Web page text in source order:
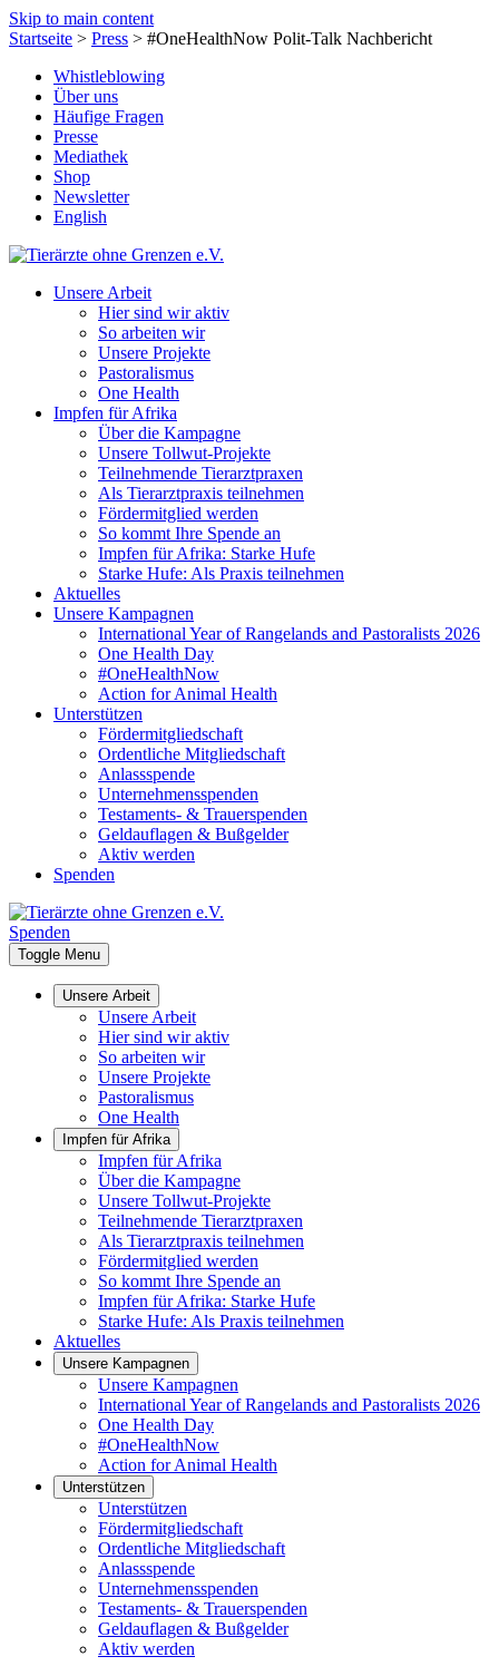
Skip to main content
Startseite > Press > #OneHealthNow Polit-Talk Nachbericht
Whistleblowing
Über uns
Häufige Fragen
Presse
Mediathek
Shop
Newsletter
English
Unsere Arbeit
Hier sind wir aktiv
So arbeiten wir
Unsere Projekte
Pastoralismus
One Health
Impfen für Afrika
Über die Kampagne
Unsere Tollwut-Projekte
Teilnehmende Tierarztpraxen
Als Tierarztpraxis teilnehmen
Fördermitglied werden
So kommt Ihre Spende an
Impfen für Afrika: Starke Hufe
Starke Hufe: Als Praxis teilnehmen
Aktuelles
Unsere Kampagnen
International Year of Rangelands and Pastoralists 2026
One Health Day
#OneHealthNow
Action for Animal Health
Unterstützen
Fördermitgliedschaft
Ordentliche Mitgliedschaft
Anlassspende
Unternehmensspenden
Testaments- & Trauerspenden
Geldauflagen & Bußgelder
Aktiv werden
Spenden
Spenden
Toggle Menu
Unsere Arbeit
Unsere Arbeit
Hier sind wir aktiv
So arbeiten wir
Unsere Projekte
Pastoralismus
One Health
Impfen für Afrika
Impfen für Afrika
Über die Kampagne
Unsere Tollwut-Projekte
Teilnehmende Tierarztpraxen
Als Tierarztpraxis teilnehmen
Fördermitglied werden
So kommt Ihre Spende an
Impfen für Afrika: Starke Hufe
Starke Hufe: Als Praxis teilnehmen
Aktuelles
Unsere Kampagnen
Unsere Kampagnen
International Year of Rangelands and Pastoralists 2026
One Health Day
#OneHealthNow
Action for Animal Health
Unterstützen
Unterstützen
Fördermitgliedschaft
Ordentliche Mitgliedschaft
Anlassspende
Unternehmensspenden
Testaments- & Trauerspenden
Geldauflagen & Bußgelder
Aktiv werden